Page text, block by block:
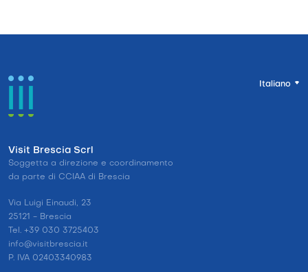
Italiano
Visit Brescia Scrl
Soggetta a direzione e coordinamento
da parte di CCIAA di Brescia
Via Luigi Einaudi, 23
25121 - Brescia
Tel. +39 030 3725403
info@visitbrescia.it
P. IVA 02403340983